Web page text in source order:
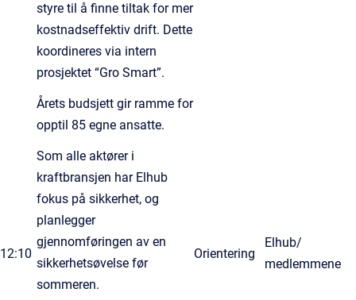
12:10
styre til å finne tiltak for mer
kostnadseffektiv drift. Dette
koordineres via intern
prosjektet “Gro Smart”.
Årets budsjett gir ramme for
opptil 85 egne ansatte.
Som alle aktører i
kraftbransjen har Elhub
fokus på sikkerhet, og
planlegger
gjennomføringen av en
sikkerhetsøvelse før
sommeren.
Orientering
Elhub/
medlemmene